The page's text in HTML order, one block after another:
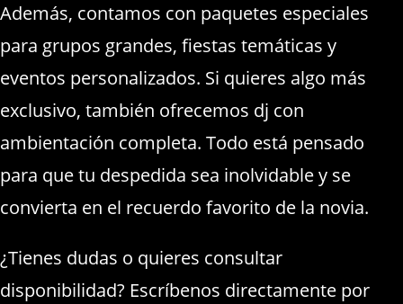
Además, contamos con paquetes especiales
para grupos grandes, fiestas temáticas y
eventos personalizados. Si quieres algo más
exclusivo, también ofrecemos dj con
ambientación completa. Todo está pensado
para que tu despedida sea inolvidable y se
convierta en el recuerdo favorito de la novia.
¿Tienes dudas o quieres consultar
disponibilidad? Escríbenos directamente por